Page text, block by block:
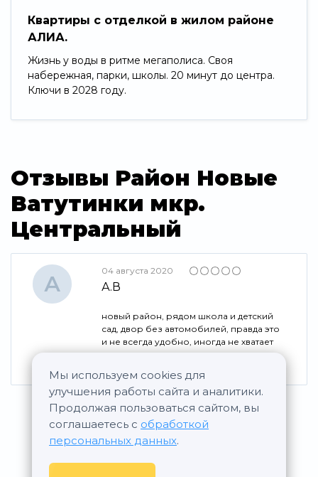
Мы используем cookies для
улучшения работы сайта и аналитики.
Продолжая пользоваться сайтом, вы
соглашаетесь с обработкой
персональных данных.
Квартиры с отделкой в жилом районе
АЛИА.
Жизнь у воды в ритме мегаполиса. Своя
набережная, парки, школы. 20 минут до центра.
Ключи в 2028 году.
Отзывы Район Новые
Ватутинки мкр.
Центральный
А
04 августа 2020
А.В
новый район, рядом школа и детский
сад, двор без автомобилей, правда это
и не всегда удобно, иногда не хватает
места оставить машину тем у кого не